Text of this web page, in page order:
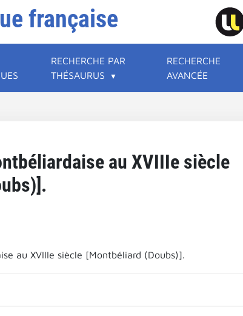
française
RECHERCHE PAR
THÉSAURUS
RECHERCHE
AVANCÉE
au XVIIIe siècle
au XVIIIe siècle [Montbéliard (Doubs)].